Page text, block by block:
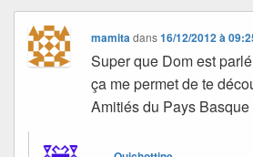
mamitadans16/12/2012 à
Super que Dom est
ça me permet de te
Amitiés du Pays Basque